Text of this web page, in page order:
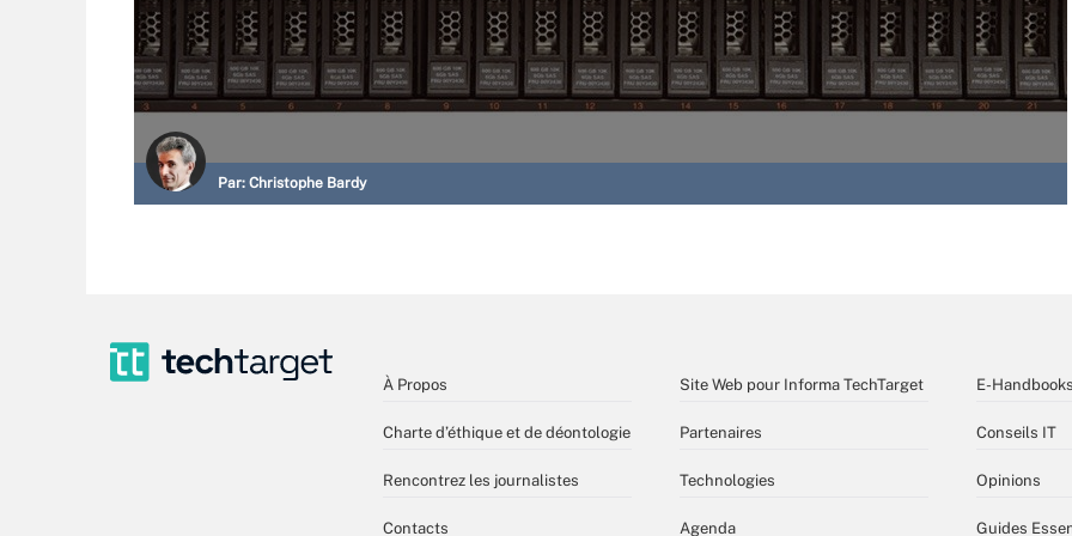
Par: Christophe Bardy
À Propos
Charte d’éthique et de déontologie
Rencontrez les journalistes
Contacts
Site Web pour Informa TechTarget
Partenaires
Technologies
Agenda
E-Handbooks
Conseils IT
Opinions
Guides